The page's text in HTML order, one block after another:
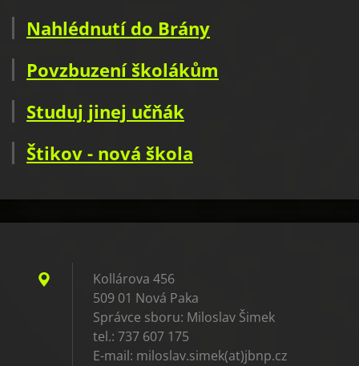
Nahlédnutí do Brány
Povzbuzení školákům
Studuj jinej učňák
Štikov - nová škola
Kollárova 456
509 01 Nová Paka
Správce sboru: Miloslav Šimek
tel.: 737 607 175
E-mail: miloslav.simek(at)jbnp.cz